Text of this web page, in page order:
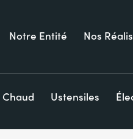
Notre Entité Nos
Chaud Ustensiles